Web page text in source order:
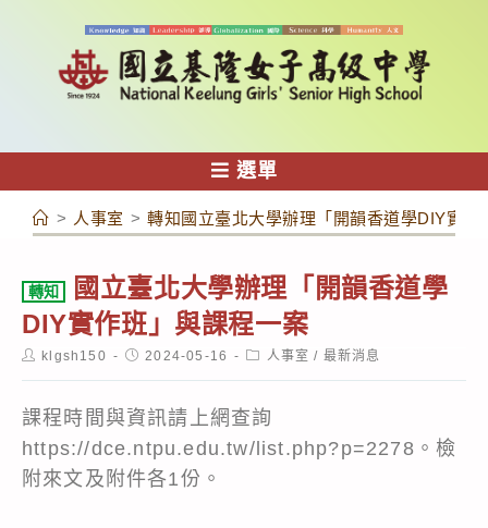
容
選單
> 人事室 > 轉知國立臺北大學辦理「開韻香道學DIY實作
轉知
國立臺北大學辦理「開韻香道學
DIY實作班」與課程一案
Postklgsh150
Post2024-05-16
Post人事室 / 最新消息
課程時間與資訊請上網查詢
https://dce.ntpu.edu.tw/list.php?p=2278。檢
附來文及附件各1份。